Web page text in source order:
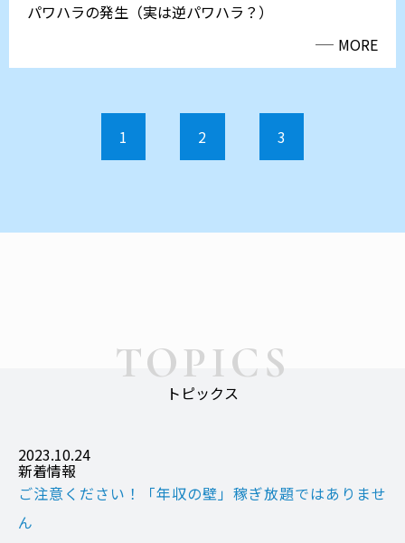
パワハラの発生（実は逆パワハラ？）
MORE
1 2 3
TOPICS
トピックス
2023.10.24
新着情報
ご注意ください！「年収の壁」稼ぎ放題ではありませ
ん